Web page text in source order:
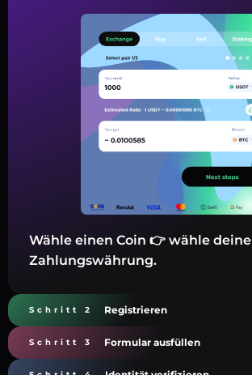
Wähle einen Coin 👉 wähle deine
Zahlungswährung.
Schritt 2 Registrieren
Schritt 3 Formular ausfüllen